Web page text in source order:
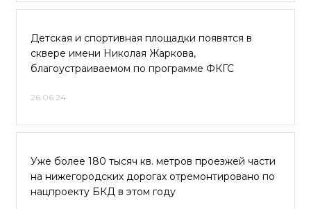
Детская и спортивная площадки появятся в
сквере имени Николая Жаркова,
благоустраиваемом по программе ФКГС
26.06.24
Уже более 180 тысяч кв. метров проезжей части
на нижегородских дорогах отремонтировано по
нацпроекту БКД в этом году